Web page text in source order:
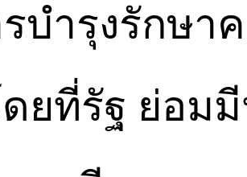
บำรุงรักษา
ยที่รัฐ ย่อม